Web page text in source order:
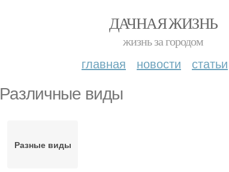
ДАЧНАЯ ЖИЗНЬ
жизнь за городом
главная новости статьи
Различные виды
Разные виды